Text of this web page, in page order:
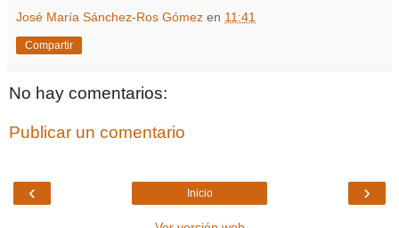
José María Sánchez-Ros Gómez en 11:41
Compartir
No hay comentarios:
Publicar un comentario
‹ ›
Inicio